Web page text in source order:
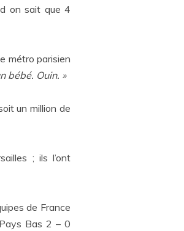
on sait que 4
métro parisien
bébé. Ouin. »
un million de
; ils l’ont
de France
Bas 2 – 0